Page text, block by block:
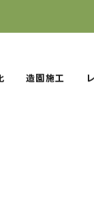
造園施工